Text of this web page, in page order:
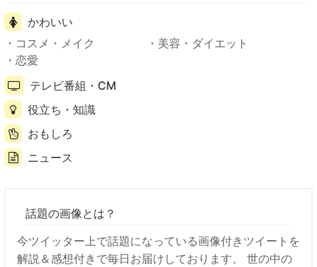
かわいい
コスメ・メイク
美容・ダイエット
恋愛
テレビ番組・CM
役立ち・知識
おもしろ
ニュース
話題の画像とは？
今ツイッター上で話題になっている画像付きツイートを
解説＆感想付きで毎日お届けしております。 世の中の